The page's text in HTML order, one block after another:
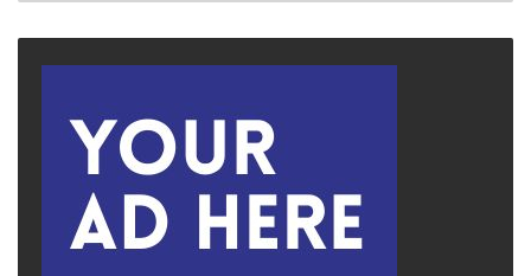
The post
Willie Mar: Người trồng vườn Winton